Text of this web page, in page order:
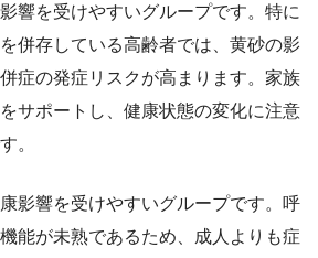
響を受けやすいグループです。特に
併存している高齢者では、黄砂の影
症の発症リスクが高まります。家族
サポートし、健康状態の変化に注意
。
影響を受けやすいグループです。呼
能が未熟であるため、成人よりも症